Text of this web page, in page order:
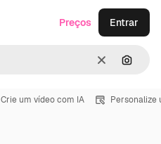
Limpar
Preços Entrar
Crie um vídeo com IA Personalize